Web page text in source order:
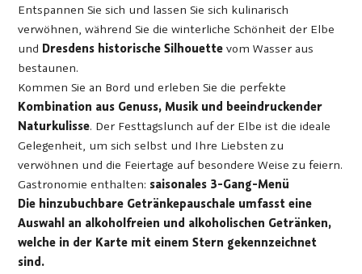
Entspannen Sie sich und lassen Sie sich kulinarisch
verwöhnen, während Sie die winterliche Schönheit der Elbe
und Dresdens historische Silhouette vom Wasser aus
bestaunen.
Kommen Sie an Bord und erleben Sie die perfekte
Kombination aus Genuss, Musik und beeindruckender
Naturkulisse. Der Festtagslunch auf der Elbe ist die ideale
Gelegenheit, um sich selbst und Ihre Liebsten zu
verwöhnen und die Feiertage auf besondere Weise zu feiern.
Gastronomie enthalten: saisonales 3-Gang-Menü
Die hinzubuchbare Getränkepauschale umfasst eine
Auswahl an alkoholfreien und alkoholischen Getränken,
welche in der Karte mit einem Stern gekennzeichnet
sind.